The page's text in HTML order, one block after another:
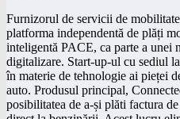
Furnizorul de servicii de
platforma independentă de plăți
inteligentă PACE, ca parte a unei
digitalizare. Start-up-ul cu sediul
în materie de tehnologie ai pieței
auto. Produsul principal,
posibilitatea de a-și plăti factura